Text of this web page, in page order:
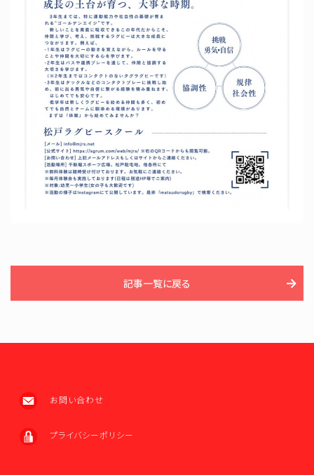
記事一覧に戻る
お問い合わせ
プライバシーポリシー